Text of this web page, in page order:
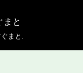
まと
まと.